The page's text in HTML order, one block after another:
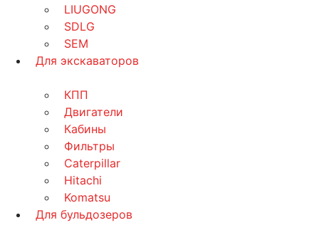
LIUGONG
SDLG
SEM
Для экскаваторов
КПП
Двигатели
Кабины
Фильтры
Caterpillar
Hitachi
Komatsu
Для бульдозеров